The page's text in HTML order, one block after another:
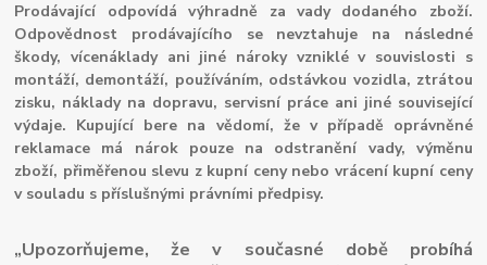
Prodávající odpovídá výhradně za vady dodaného zboží.
Odpovědnost prodávajícího se nevztahuje na následné
škody, vícenáklady ani jiné nároky vzniklé v souvislosti s
montáží, demontáží, používáním, odstávkou vozidla, ztrátou
zisku, náklady na dopravu, servisní práce ani jiné související
výdaje. Kupující bere na vědomí, že v případě oprávněné
reklamace má nárok pouze na odstranění vady, výměnu
zboží, přiměřenou slevu z kupní ceny nebo vrácení kupní ceny
v souladu s příslušnými právními předpisy.
„Upozorňujeme, že v současné době probíhá